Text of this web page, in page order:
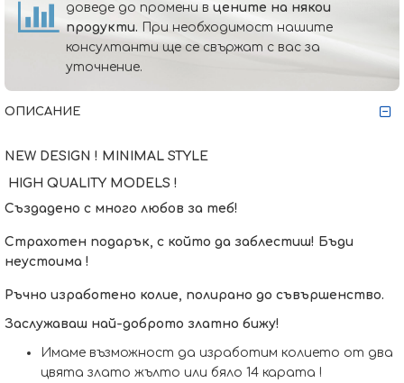
доведе до промени в цените на някои
продукти. При необходимост нашите
консултанти ще се свържат с вас за
уточнение.
ОПИСАНИЕ
NEW DESIGN ! MINIMAL STYLE
HIGH QUALITY MODELS !
Създадено с много любов за теб!
Страхотен подарък, с който да заблестиш! Бъди
неустоима !
Ръчно изработено колие, полирано до съвършенство.
Заслужаваш най-доброто златно бижу!
Имаме възможност да изработим кoлието от два
цвята злато жълто или бяло 14 карата !